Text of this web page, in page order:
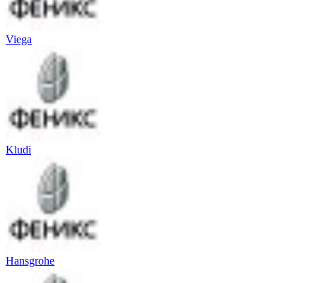
Viega
Kludi
Hansgrohe